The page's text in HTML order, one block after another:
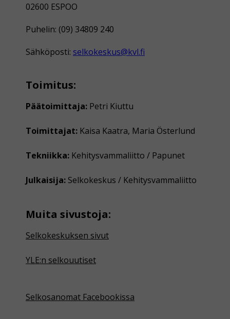
02600 ESPOO
Puhelin: (09) 34809 240
Sähköposti: selkokeskus@kvl.fi
Toimitus:
Päätoimittaja: Petri Kiuttu
Toimittajat: Kaisa Kaatra, Maria Österlund
Tekniikka: Kehitysvammaliitto / Papunet
Julkaisija: Selkokeskus / Kehitysvammaliitto
Muita sivustoja:
Selkokeskuksen sivut
YLE:n selkouutiset
Selkosanomat Facebookissa